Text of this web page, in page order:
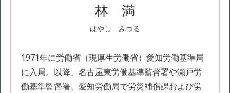
林 満
はやし みつる
1971年に労働省（現厚生労働省）愛知労働基準局
に入局。以降、名古屋東労働基準監督署や瀬戸労
働基準監督署、愛知労働局で労災補償課および労